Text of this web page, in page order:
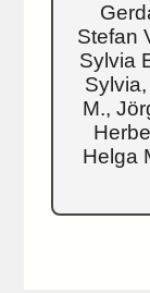
Stefan
Sylvia
M.,
Helga